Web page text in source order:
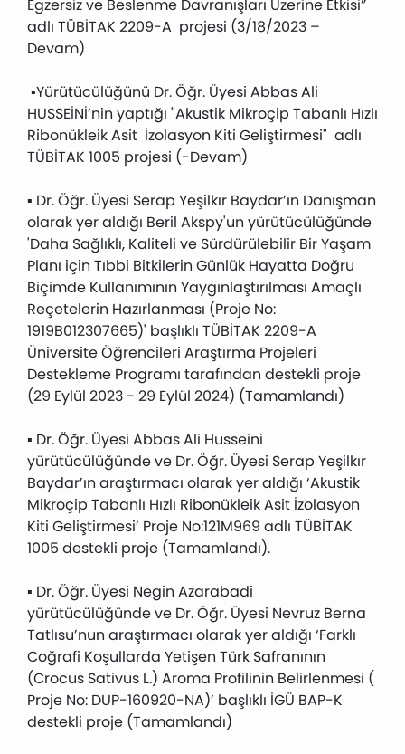
Egzersiz ve Beslenme Davranışları Üzerine Etkisi”
adlı TÜBİTAK 2209-A projesi (3/18/2023 –
Devam)
▪Yürütücülüğünü Dr. Öğr. Üyesi Abbas Ali
HUSSEİNİ’nin yaptığı "Akustik Mikroçip Tabanlı Hızlı
Ribonükleik Asit İzolasyon Kiti Geliştirmesi" adlı
TÜBİTAK 1005 projesi (-Devam)
▪ Dr. Öğr. Üyesi Serap Yeşilkır Baydar’ın Danışman
olarak yer aldığı Beril Akspy'un yürütücülüğünde
'Daha Sağlıklı, Kaliteli ve Sürdürülebilir Bir Yaşam
Planı için Tıbbi Bitkilerin Günlük Hayatta Doğru
Biçimde Kullanımının Yaygınlaştırılması Amaçlı
Reçetelerin Hazırlanması (Proje No:
1919B012307665)' başlıklı TÜBİTAK 2209-A
Üniversite Öğrencileri Araştırma Projeleri
Destekleme Programı tarafından destekli proje
(29 Eylül 2023 - 29 Eylül 2024) (Tamamlandı)
▪ Dr. Öğr. Üyesi Abbas Ali Husseini
yürütücülüğünde ve Dr. Öğr. Üyesi Serap Yeşilkır
Baydar’ın araştırmacı olarak yer aldığı ‘Akustik
Mikroçip Tabanlı Hızlı Ribonükleik Asit İzolasyon
Kiti Geliştirmesi’ Proje No:121M969 adlı TÜBİTAK
1005 destekli proje (Tamamlandı).
▪ Dr. Öğr. Üyesi Negin Azarabadi
yürütücülüğünde ve Dr. Öğr. Üyesi Nevruz Berna
Tatlısu’nun araştırmacı olarak yer aldığı ‘Farklı
Coğrafi Koşullarda Yetişen Türk Safranının
(Crocus Sativus L.) Aroma Profilinin Belirlenmesi (
Proje No: DUP-160920-NA)’ başlıklı İGÜ BAP-K
destekli proje (Tamamlandı)